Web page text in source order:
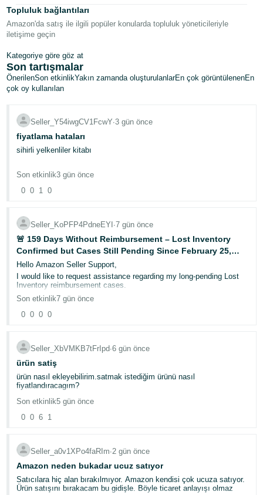
Topluluk bağlantıları
Amazon'da satış ile ilgili popüler konularda topluluk yöneticileriyle
iletişime geçin
Kategoriye göre göz at
Son tartışmalar
ÖnerilenSon etkinlikYakın zamanda oluşturulanlarEn çok görüntülenenEn
çok oy kullanılan
Seller_Y54iwgCV1FcwY∙3 gün önce
fiyatlama hataları
sihirli yelkenliler kitabı
Son etkinlik3 gün önce
0 0 1 0
Seller_KoPFP4PdneEYI ∙7 gün önce
🚨 159 Days Without Reimbursement – Lost Inventory
Confirmed but Cases Still Pending Since February 25,
2026
Hello Amazon Seller Support,
I would like to request assistance regarding my long-pending Lost
Inventory reimbursement cases.
My cases have been pending since February 25, 2026. As of today,
159 days have passed.
Related Case IDs:
12584027242
12585331632
12567620532
Escalation Case ID:
However, despite the inventory already being confirmed as lost, my
I fully understand that investigations can take time, but a delay of
more than five months is exceptionally long and is having a serious
impact on my business.
Son etkinlik7 gün önce
0 0 0 0
Seller_XbVMKB7tFrIpd∙6 gün önce
ürün satiş
ürün nasıl ekleyebilirim.satmak istediğim ürünü nasıl
fiyatlandıracagım?
Son etkinlik5 gün önce
0 0 6 1
Seller_a0v1XPo4faRIm∙2 gün önce
Amazon neden bukadar ucuz satıyor
Satıcılara hiç alan bırakılmıyor. Amazon kendisi çok ucuza satıyor.
Ürün satışını bırakacam bu gidişle. Böyle ticaret anlayışı olmaz